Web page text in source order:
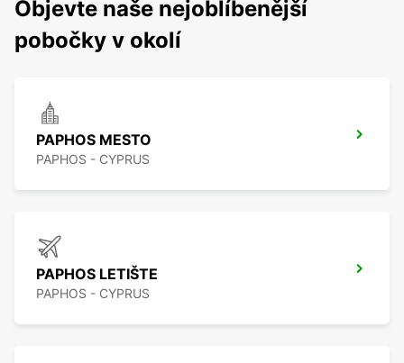
Objevte naše nejoblíbenější
pobočky v okolí
PAPHOS MESTO
PAPHOS - CYPRUS
PAPHOS LETIŠTE
PAPHOS - CYPRUS